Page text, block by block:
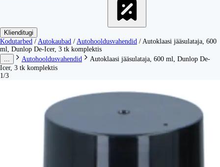
Klienditugi
Kodutarbed / Autokaubad / Autohooldusvahendid / Autoklaasi jääsulataja, 600
ml, Dunlop De-Icer, 3 tk komplektis
Autohooldusvahendid
Autoklaasi jääsulataja, 600 ml, Dunlop De-
Icer, 3 tk komplektis
1/3